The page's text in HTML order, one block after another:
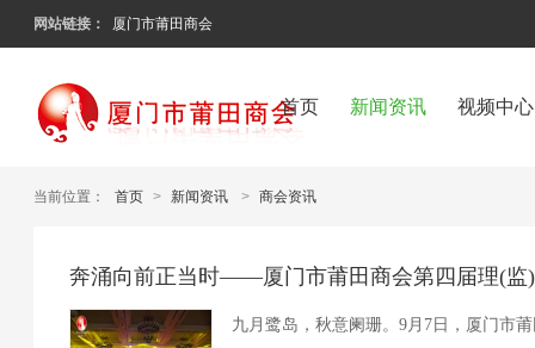
网站链接： 厦门市莆田商会
首页 新闻资讯 视频中心
当前位置： 首页 > 新闻资讯 > 商会资讯
奔涌向前正当时——厦门市莆田商会第四届理(监
九月鹭岛，秋意阑珊。9月7日，厦门市